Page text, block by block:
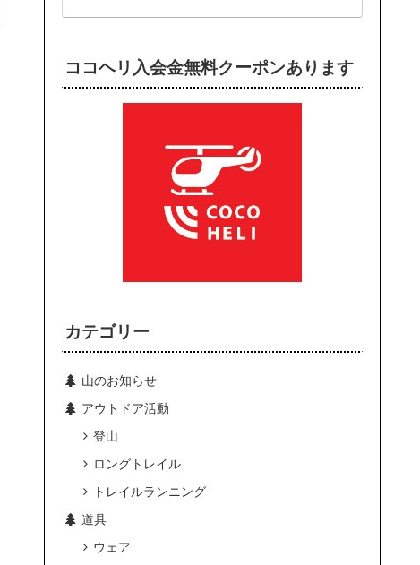
ココヘリ入会金無料クーポンあります
カテゴリー
山のお知らせ
アウトドア活動
登山
ロングトレイル
トレイルランニング
道具
ウェア